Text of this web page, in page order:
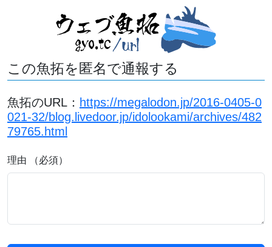
この魚拓を匿名で通報する
魚拓のURL： https://megalodon.jp/2016-0405-0
021-32/blog.livedoor.jp/idolookami/archives/482
79765.html
理由 （必須）